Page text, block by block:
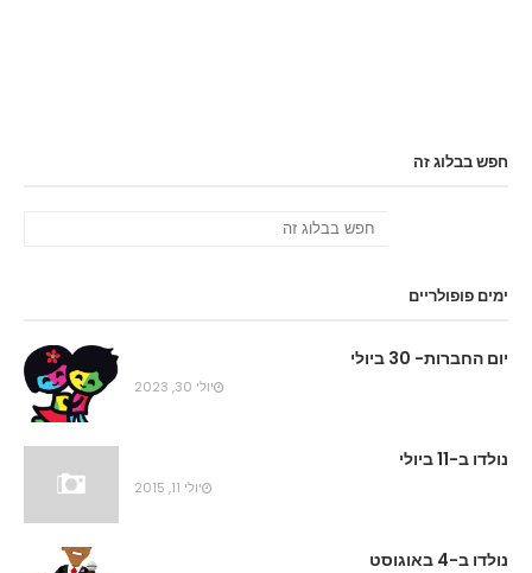
חפש בבלוג זה
ימים פופולריים
יום החברות- 30 ביולי
יולי 30, 2023
נולדו ב-11 ביולי
יולי 11, 2015
נולדו ב-4 באוגוסט